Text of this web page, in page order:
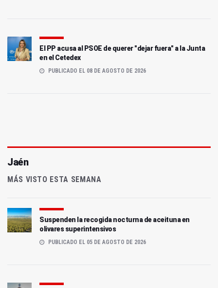
El PP acusa al PSOE de querer "dejar fuera" a la Junta
en el Cetedex
PUBLICADO EL 08 DE AGOSTO DE 2026
Jaén
MÁS VISTO ESTA SEMANA
Suspenden la recogida nocturna de aceituna en
olivares superintensivos
PUBLICADO EL 05 DE AGOSTO DE 2026